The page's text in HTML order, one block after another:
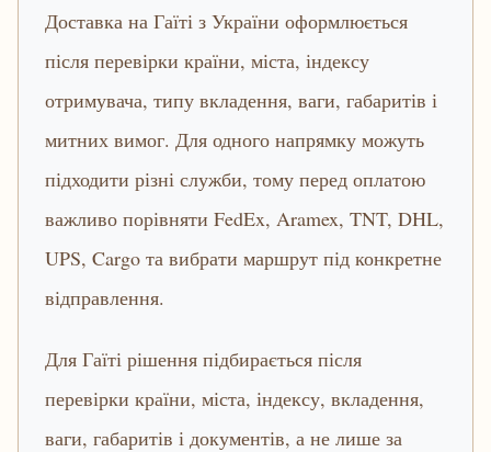
Доставка на Гаїті з України оформлюється
після перевірки країни, міста, індексу
отримувача, типу вкладення, ваги, габаритів і
митних вимог. Для одного напрямку можуть
підходити різні служби, тому перед оплатою
важливо порівняти FedEx, Aramex, TNT, DHL,
UPS, Cargo та вибрати маршрут під конкретне
відправлення.
Для Гаїті рішення підбирається після
перевірки країни, міста, індексу, вкладення,
ваги, габаритів і документів, а не лише за